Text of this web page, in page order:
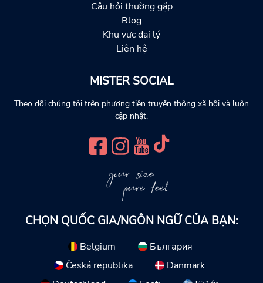
Câu hỏi thường gặp
Blog
Khu vực đại lý
Liên hệ
MISTER SOCIAL
Theo dõi chúng tôi trên phương tiện truyền thông xã hội và luôn
cập nhật.
your size
pure feel
CHỌN QUỐC GIA/NGÔN NGỮ CỦA BẠN:
Belgium
България
Česká republika
Danmark